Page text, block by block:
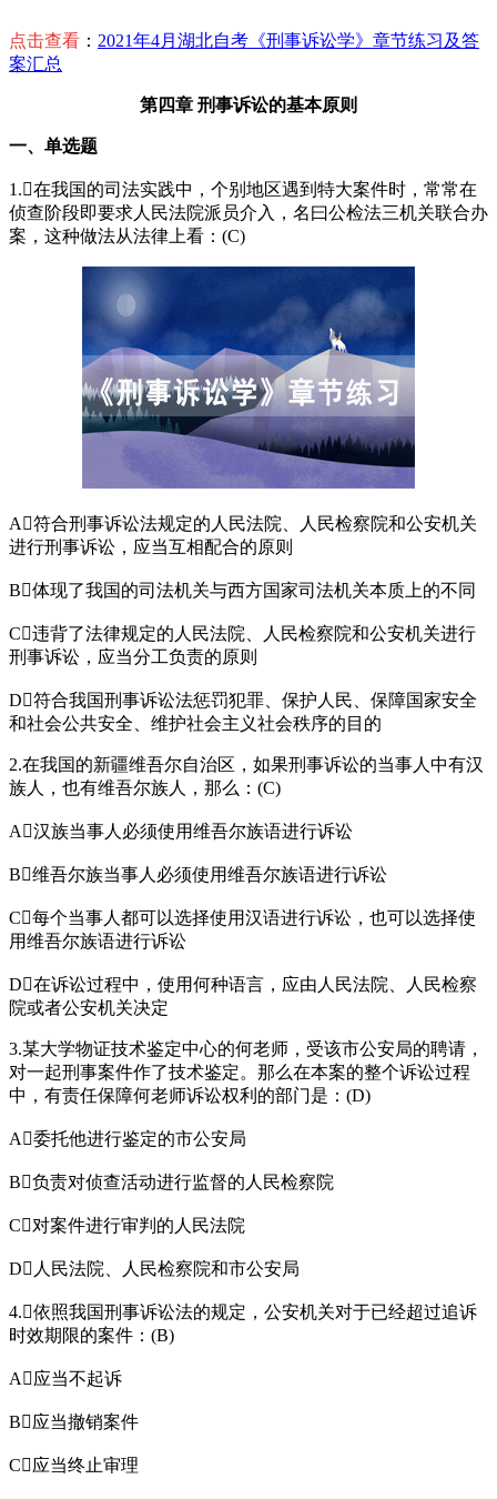
点击查看 ： 2021年4月湖北自考《刑事诉讼学》章节练习及答
案汇总
第四章 刑事诉讼的基本原则
一、单选题
1.在我国的司法实践中，个别地区遇到特大案件时，常常在
侦查阶段即要求人民法院派员介入，名曰公检法三机关联合办
案，这种做法从法律上看：(C)
A符合刑事诉讼法规定的人民法院、人民检察院和公安机关
进行刑事诉讼，应当互相配合的原则
B体现了我国的司法机关与西方国家司法机关本质上的不同
C违背了法律规定的人民法院、人民检察院和公安机关进行
刑事诉讼，应当分工负责的原则
D符合我国刑事诉讼法惩罚犯罪、保护人民、保障国家安全
和社会公共安全、维护社会主义社会秩序的目的
2.在我国的新疆维吾尔自治区，如果刑事诉讼的当事人中有汉
族人，也有维吾尔族人，那么：(C)
A汉族当事人必须使用维吾尔族语进行诉讼
B维吾尔族当事人必须使用维吾尔族语进行诉讼
C每个当事人都可以选择使用汉语进行诉讼，也可以选择使
用维吾尔族语进行诉讼
D在诉讼过程中，使用何种语言，应由人民法院、人民检察
院或者公安机关决定
3.某大学物证技术鉴定中心的何老师，受该市公安局的聘请，
对一起刑事案件作了技术鉴定。那么在本案的整个诉讼过程
中，有责任保障何老师诉讼权利的部门是：(D)
A委托他进行鉴定的市公安局
B负责对侦查活动进行监督的人民检察院
C对案件进行审判的人民法院
D人民法院、人民检察院和市公安局
4.依照我国刑事诉讼法的规定，公安机关对于已经超过追诉
时效期限的案件：(B)
A应当不起诉
B应当撤销案件
C应当终止审理